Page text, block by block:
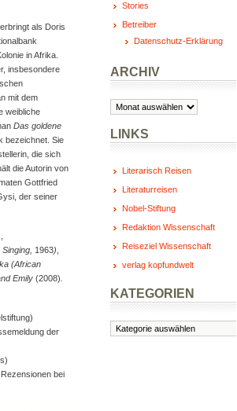
als Doris
in Afrika.
insbesondere
mit dem
weibliche
Das goldene
bezeichnet. Sie
die sich
die Autorin von
Gottfried
der seiner
, 1963)
(African
Emily (2008)
der
bei
Stories
Betreiber
Datenschutz-Erklärung
ARCHIV
Archiv
LINKS
Literarisch Reisen
Literaturreisen
Nobel-Stiftung
Redaktion Wissenschaft
Reiseziel Wissenschaft
verlag kopfundwelt
KATEGORIEN
Kategorien